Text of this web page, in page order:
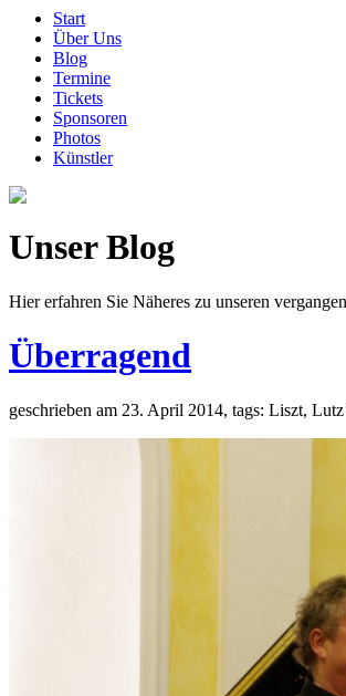
Start
Über Uns
Blog
Termine
Tickets
Sponsoren
Photos
Künstler
Unser Blog
Hier erfahren Sie Näheres zu unseren
Überragend
geschrieben am 23. April 2014, tags: Liszt,